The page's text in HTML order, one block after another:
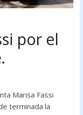
por el
Marisa Fassi
terminada la